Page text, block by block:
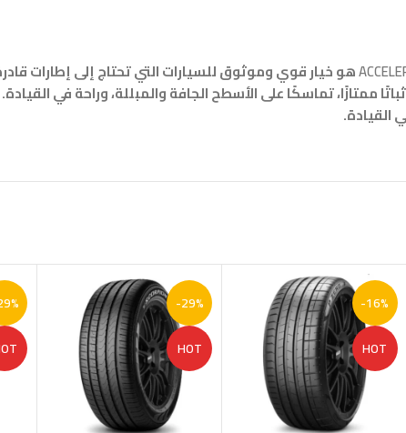
هو خيار قوي وموثوق للسيارات التي تحتاج إلى إطارات
القيادة.
-16%
HOT
-29%
HOT